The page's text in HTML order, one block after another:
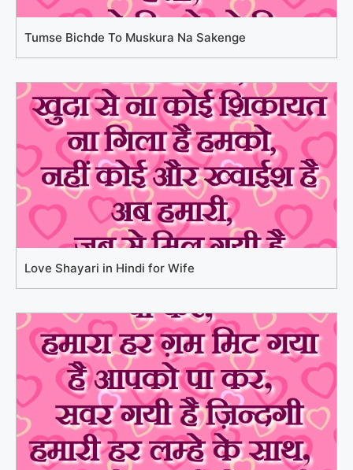
Tumse Bichde To Muskura Na Sakenge
Love Shayari in Hindi for Wife